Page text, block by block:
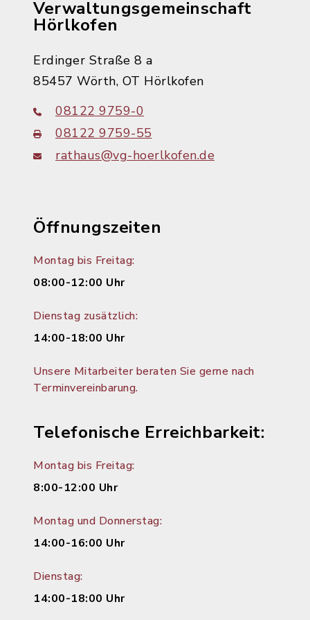
Verwaltungsgemeinschaft
Hörlkofen
Erdinger Straße 8 a
85457 Wörth, OT Hörlkofen
08122 9759-0
08122 9759-55
rathaus@vg-hoerlkofen.de
Öffnungszeiten
Montag bis Freitag:
08:00-12:00 Uhr
Dienstag zusätzlich:
14:00-18:00 Uhr
Unsere Mitarbeiter beraten Sie gerne nach
Terminvereinbarung.
Telefonische Erreichbarkeit:
Montag bis Freitag:
8:00-12:00 Uhr
Montag und Donnerstag:
14:00-16:00 Uhr
Dienstag:
14:00-18:00 Uhr